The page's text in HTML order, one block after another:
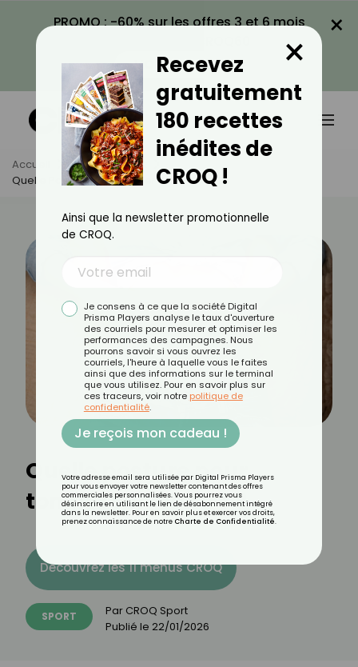
PROMO : -60% sur les offres 3 et 6 mois
VOIR LA PROMO
×
Accueil Actus
Sport
Quelle Posture Pour Tonifier Son Ventre ?
Quelle posture pour
tonifier son ventre ?
Découvrez les 11 menus CROQ
SPORT Par CROQ Sport
Publié le 22/01/2026
Recevez
gratuitement
180 recettes
inédites de
CROQ !
×
Ainsi que la newsletter promotionnelle
de CROQ.
Je consens à ce que la société Digital
Prisma Players analyse le taux d'ouverture
des courriels pour mesurer et optimiser les
performances des campagnes. Nous
pourrons savoir si vous ouvrez les
courriels, l'heure à laquelle vous le faites
ainsi que des informations sur le terminal
que vous utilisez. Pour en savoir plus sur
ces traceurs, voir notre politique de
confidentialité.
Je reçois mon cadeau !
Votre adresse email sera utilisée par Digital Prisma Players
pour vous envoyer votre newsletter contenant des offres
commerciales personnalisées. Vous pourrez vous
désinscrire en utilisant le lien de désabonnement intégré
dans la newsletter. Pour en savoir plus et exercer vos droits,
prenez connaissance de notre Charte de Confidentialité.